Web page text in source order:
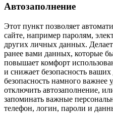
Автозаполнение
Этот пункт позволяет
сайте, например паролям,
других личных данных.
ранее вами данных, которые
повышает комфорт
и снижает безопасность
безопасность намного важнее
отключить автозаполнение,
запоминать важные
телефон, логин, пароли и